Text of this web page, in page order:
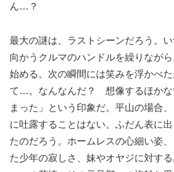
ん…？
最大の謎は、ラストシーンだろう。
向かうクルマのハンドルを繰りなが
始める。次の瞬間には笑みを浮かべ
て…。なんなんだ？ 想像するほかな
まった」という印象だ。平山の場合
に吐露することはない。ふだん表に
たのだろう。ホームレスの心細い姿
た少年の寂しさ、妹やオヤジに対す